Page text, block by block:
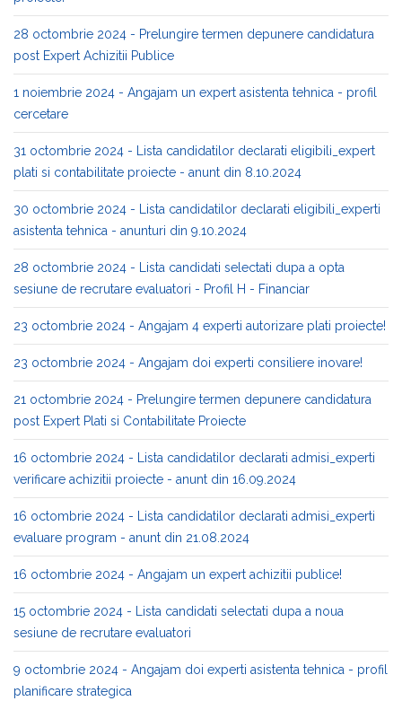
28 octombrie 2024 - Prelungire termen depunere candidatura
post Expert Achizitii Publice
1 noiembrie 2024 - Angajam un expert asistenta tehnica - profil
cercetare
31 octombrie 2024 - Lista candidatilor declarati eligibili_expert
plati si contabilitate proiecte - anunt din 8.10.2024
30 octombrie 2024 - Lista candidatilor declarati eligibili_experti
asistenta tehnica - anunturi din 9.10.2024
28 octombrie 2024 - Lista candidati selectati dupa a opta
sesiune de recrutare evaluatori - Profil H - Financiar
23 octombrie 2024 - Angajam 4 experti autorizare plati proiecte!
23 octombrie 2024 - Angajam doi experti consiliere inovare!
21 octombrie 2024 - Prelungire termen depunere candidatura
post Expert Plati si Contabilitate Proiecte
16 octombrie 2024 - Lista candidatilor declarati admisi_experti
verificare achizitii proiecte - anunt din 16.09.2024
16 octombrie 2024 - Lista candidatilor declarati admisi_experti
evaluare program - anunt din 21.08.2024
16 octombrie 2024 - Angajam un expert achizitii publice!
15 octombrie 2024 - Lista candidati selectati dupa a noua
sesiune de recrutare evaluatori
9 octombrie 2024 - Angajam doi experti asistenta tehnica - profil
planificare strategica